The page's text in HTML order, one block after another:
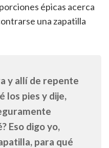
épicas acerca
una zapatilla
y allí de repente
los pies y dije,
Eso digo yo,
para qué